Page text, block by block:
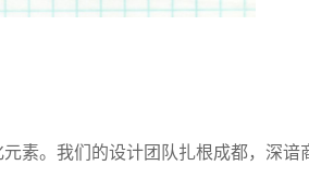
素。我们的设计团队扎根成都，深谙